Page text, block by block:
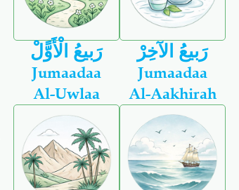
رَبيعُ الْأَوًّلْ رَبيعُ الآخِرْ
Jumaadaa
Al-Uwlaa
Jumaadaa
Al-Aakhirah